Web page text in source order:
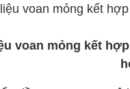
voan mỏng kết